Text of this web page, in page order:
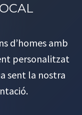
d’homes amb
personalitzat
sent la nostra